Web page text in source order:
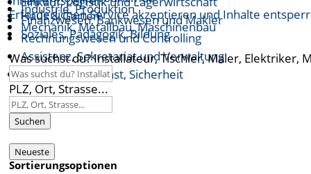
Haus & Garten
Soziales, Pädagogik, Bildung
Industrie, Produktion
Mechanik, Metallbau, Maschinenbau
Finanzwesen, Bankwesen und Makler
Rechnungswesen und Controlling
Assistenz, Sekretariat und Verwaltung
Öffentlicher Dienst, Sicherheit
Erforderlichen Service akzeptieren und Inhalte
Was suchst du? Installateur, Tischler, Maler, Elektriker,
PLZ, Ort, Strasse...
Suchen
Neueste
Sortierungsoptionen